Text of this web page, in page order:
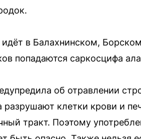
в Балахнинском,
попадаются саркосцифа
об отравлении
клетки крови и
тракт. Поэтому